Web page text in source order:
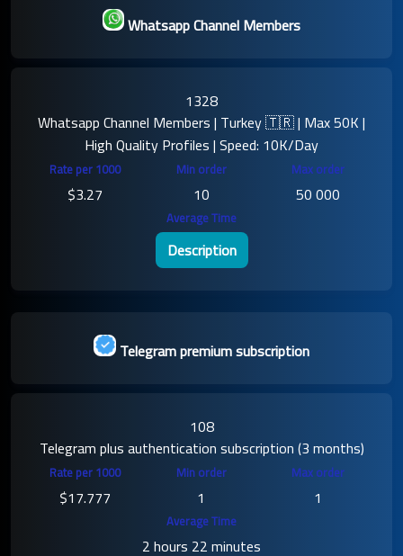
Whatsapp Channel Members
1328
Whatsapp Channel Members | Turkey 🇹🇷 | Max 50K |
High Quality Profiles | Speed: 10K/Day
$3.27
10 50 000
Description
Telegram premium subscription
108
Telegram plus authentication subscription (3 months)
$17.777
1
1
2 hours 22 minutes